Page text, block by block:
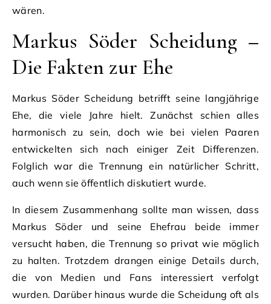
wären.
Markus Söder Scheidung –
Die Fakten zur Ehe
Markus Söder Scheidung betrifft seine langjährige
Ehe, die viele Jahre hielt. Zunächst schien alles
harmonisch zu sein, doch wie bei vielen Paaren
entwickelten sich nach einiger Zeit Differenzen.
Folglich war die Trennung ein natürlicher Schritt,
auch wenn sie öffentlich diskutiert wurde.
In diesem Zusammenhang sollte man wissen, dass
Markus Söder und seine Ehefrau beide immer
versucht haben, die Trennung so privat wie möglich
zu halten. Trotzdem drangen einige Details durch,
die von Medien und Fans interessiert verfolgt
wurden. Darüber hinaus wurde die Scheidung oft als